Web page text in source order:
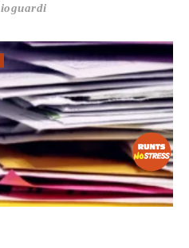
sul RUNTS: com...